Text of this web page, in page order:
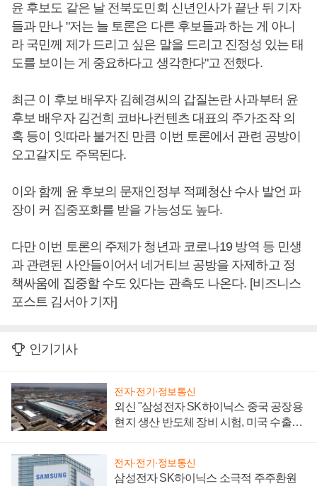
윤 후보도 같은 날 전북도민회 신년인사가 끝난 뒤 기자
들과 만나 "저는 늘 토론은 다른 후보들과 하는 게 아니
라 국민께 제가 드리고 싶은 말을 드리고 진정성 있는 태
도를 보이는 게 중요하다고 생각한다"고 전했다.
최근 이 후보 배우자 김혜경씨의 갑질논란 사과부터 윤
후보 배우자 김건희 코바나컨텐츠 대표의 주가조작 의
혹 등이 잇따라 불거진 만큼 이번 토론에서 관련 공방이
오고갈지도 주목된다.
이와 함께 윤 후보의 문재인정부 적폐청산 수사 발언 파
장이 커 집중포화를 받을 가능성도 높다.
다만 이번 토론의 주제가 청년과 코로나19 방역 등 민생
과 관련된 사안들이어서 네거티브 공방을 자제하고 정
책싸움에 집중할 수도 있다는 관측도 나온다. [비즈니스
포스트 김서아 기자]
인기기사
전자·전기·정보통신
외신 "삼성전자 SK하이닉스 중국 공장용
현지 생산 반도체 장비 시험, 미국 수출통
전자·전기·정보통신
삼성전자 SK하이닉스 소극적 주주환원